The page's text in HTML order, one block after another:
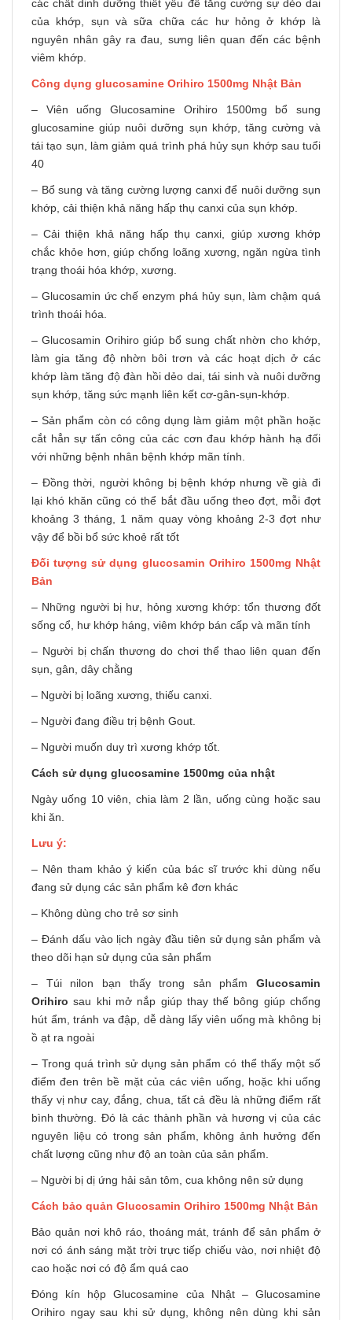
các chất dinh dưỡng thiết yếu để tăng cường sự dẻo dai
của khớp, sụn và sữa chữa các hư hỏng ở khớp là
nguyên nhân gây ra đau, sưng liên quan đến các bệnh
viêm khớp.
Công dụng glucosamine Orihiro 1500mg Nhật Bản
– Viên uống Glucosamine Orihiro 1500mg bổ sung
glucosamine giúp nuôi dưỡng sụn khớp, tăng cường và
tái tạo sụn, làm giảm quá trình phá hủy sụn khớp sau tuổi
40
– Bổ sung và tăng cường lượng canxi để nuôi dưỡng sụn
khớp, cải thiện khả năng hấp thụ canxi của sụn khớp.
– Cải thiện khả năng hấp thụ canxi, giúp xương khớp
chắc khỏe hơn, giúp chống loãng xương, ngăn ngừa tình
trạng thoái hóa khớp, xương.
– Glucosamin ức chế enzym phá hủy sụn, làm chậm quá
trình thoái hóa.
– Glucosamin Orihiro giúp bổ sung chất nhờn cho khớp,
làm gia tăng độ nhờn bôi trơn và các hoạt dịch ở các
khớp làm tăng độ đàn hồi dẻo dai, tái sinh và nuôi dưỡng
sụn khớp, tăng sức mạnh liên kết cơ-gân-sụn-khớp.
– Sản phẩm còn có công dụng làm giảm một phần hoặc
cắt hẳn sự tấn công của các cơn đau khớp hành hạ đối
với những bệnh nhân bệnh khớp mãn tính.
– Đồng thời, người không bị bệnh khớp nhưng về già đi
lại khó khăn cũng có thể bắt đầu uống theo đợt, mỗi đợt
khoảng 3 tháng, 1 năm quay vòng khoảng 2-3 đợt như
vậy để bồi bổ sức khoẻ rất tốt
Đối tượng sử dụng glucosamin Orihiro 1500mg Nhật
Bản
– Những người bị hư, hỏng xương khớp: tổn thương đốt
sống cổ, hư khớp háng, viêm khớp bán cấp và mãn tính
– Người bị chấn thương do chơi thể thao liên quan đến
sụn, gân, dây chằng
– Người bị loãng xương, thiếu canxi.
– Người đang điều trị bệnh Gout.
– Người muốn duy trì xương khớp tốt.
Cách sử dụng glucosamine 1500mg của nhật
Ngày uống 10 viên, chia làm 2 lần, uống cùng hoặc sau
khi ăn.
Lưu ý:
– Nên tham khảo ý kiến của bác sĩ trước khi dùng nếu
đang sử dụng các sản phẩm kê đơn khác
– Không dùng cho trẻ sơ sinh
– Đánh dấu vào lịch ngày đầu tiên sử dụng sản phẩm và
theo dõi hạn sử dụng của sản phẩm
– Túi nilon bạn thấy trong sản phẩm Glucosamin
Orihiro sau khi mở nắp giúp thay thế bông giúp chống
hút ẩm, tránh va đập, dễ dàng lấy viên uống mà không bị
ồ ạt ra ngoài
– Trong quá trình sử dụng sản phẩm có thể thấy một số
điểm đen trên bề mặt của các viên uống, hoặc khi uống
thấy vị như cay, đắng, chua, tất cả đều là những điểm rất
bình thường. Đó là các thành phần và hương vị của các
nguyên liệu có trong sản phẩm, không ảnh hưởng đến
chất lượng cũng như độ an toàn của sản phẩm.
– Người bị dị ứng hải sản tôm, cua không nên sử dụng
Cách bảo quản Glucosamin Orihiro 1500mg Nhật Bản
Bảo quản nơi khô ráo, thoáng mát, tránh để sản phẩm ở
nơi có ánh sáng mặt trời trực tiếp chiếu vào, nơi nhiệt độ
cao hoặc nơi có độ ẩm quá cao
Đóng kín hộp Glucosamine của Nhật – Glucosamine
Orihiro ngay sau khi sử dụng, không nên dùng khi sản